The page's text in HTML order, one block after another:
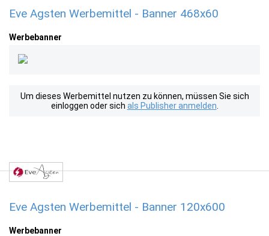
Eve Agsten Werbemittel - Banner 468x60
Werbebanner
Um dieses Werbemittel nutzen zu können, müssen Sie sich
einloggen oder sich als Publisher anmelden
Eve Agsten Werbemittel - Banner 120x600
Werbebanner